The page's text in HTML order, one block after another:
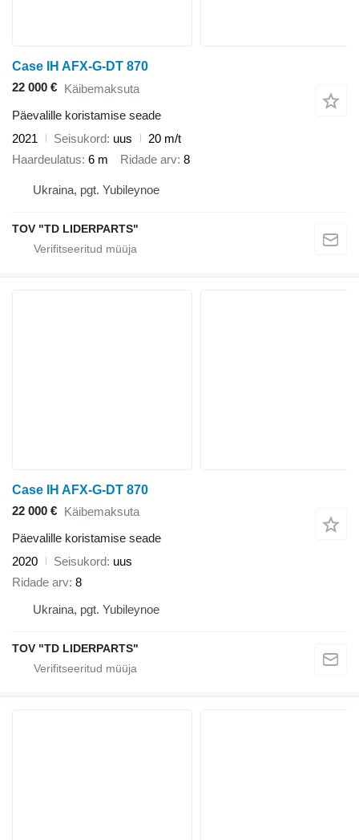
Case IH AFX-G-DT 870
22 000 € Käibemaksuta
Päevalille koristamise seade
2021
Seisukord uus
20 m/t
Haardeulatus 6 m Ridade arv 8
Ukraina, pgt. Yubileynoe
TOV "TD LIDERPARTS"
Case IH AFX-G-DT 870
22 000 € Käibemaksuta
Päevalille koristamise seade
2020
Seisukord uus
Ridade arv 8
Ukraina, pgt. Yubileynoe
TOV "TD LIDERPARTS"